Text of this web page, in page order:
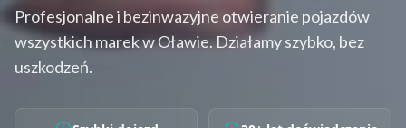
Profesjonalne i bezinwazyjne otwieranie pojazdów
wszystkich marek w Oławie. Działamy szybko, bez
uszkodzeń.